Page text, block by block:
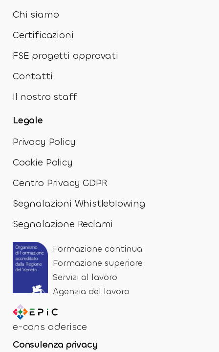
Chi siamo
Certificazioni
FSE progetti approvati
Contatti
Il nostro staff
Legale
Privacy Policy
Cookie Policy
Centro Privacy GDPR
Segnalazioni Whistleblowing
Segnalazione Reclami
Formazione continua
Formazione superiore
Servizi al lavoro
Agenzia del lavoro
e-cons aderisce
Consulenza privacy